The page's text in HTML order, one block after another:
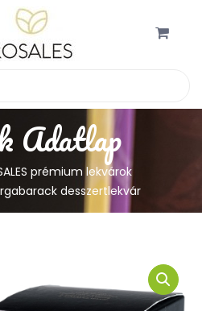
Adatlap
prémium lekvárok
desszertlekvár